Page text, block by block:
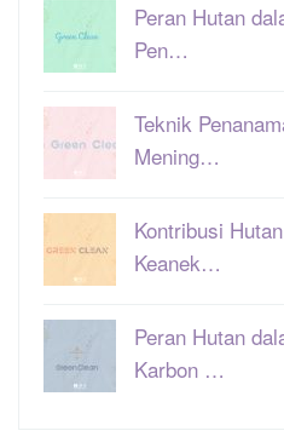
Peran Hutan
Pen…
Teknik
Mening…
Kontribusi
Keanek…
Peran Hutan
Karbon …